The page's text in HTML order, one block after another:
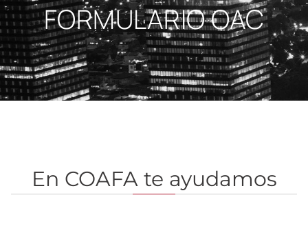
FORMULARIO OAC
En COAFA te ayudamos